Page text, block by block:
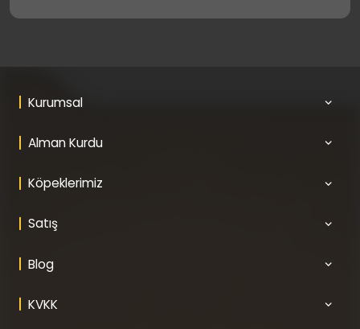
Kurumsal
Alman Kurdu
Köpeklerimiz
Satış
Blog
KVKK